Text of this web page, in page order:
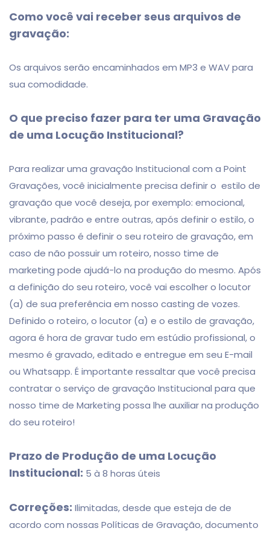
Como você vai receber seus arquivos de
gravação:
Os arquivos serão encaminhados em MP3 e WAV para
sua comodidade.
O que preciso fazer para ter uma Gravação
de uma Locução Institucional?
Para realizar uma gravação Institucional com a Point
Gravações, você inicialmente precisa definir o estilo de
gravação que você deseja, por exemplo: emocional,
vibrante, padrão e entre outras, após definir o estilo, o
próximo passo é definir o seu roteiro de gravação, em
caso de não possuir um roteiro, nosso time de
marketing pode ajudá-lo na produção do mesmo. Após
a definição do seu roteiro, você vai escolher o locutor
(a) de sua preferência em nosso casting de vozes.
Definido o roteiro, o locutor (a) e o estilo de gravação,
agora é hora de gravar tudo em estúdio profissional, o
mesmo é gravado, editado e entregue em seu E-mail
ou Whatsapp. É importante ressaltar que você precisa
contratar o serviço de gravação Institucional para que
nosso time de Marketing possa lhe auxiliar na produção
do seu roteiro!
Prazo de Produção de uma Locução
Institucional: 5 à 8 horas úteis
Correções: Ilimitadas, desde que esteja de de
acordo com nossas Políticas de Gravação, documento